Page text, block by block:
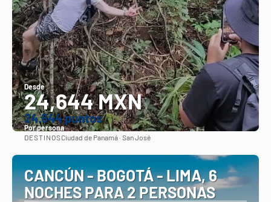
Desde
24,644 MXN
24.644 puntos
Por persona
Ver
DESTINOSCiudad de Panamá · San José
CANCÚN - BOGOTÁ - LIMA, 6
NOCHES PARA 2 PERSONAS